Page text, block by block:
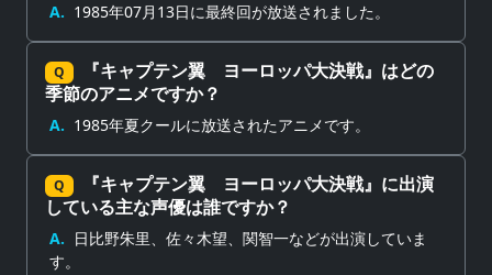
A. 1985年07月13日に最終回が放送されました。
Q
『キャプテン翼 ヨーロッパ大決戦』はどの
季節のアニメですか？
A. 1985年夏クールに放送されたアニメです。
Q
『キャプテン翼 ヨーロッパ大決戦』に出演
している主な声優は誰ですか？
A. 日比野朱里、佐々木望、関智一などが出演していま
す。